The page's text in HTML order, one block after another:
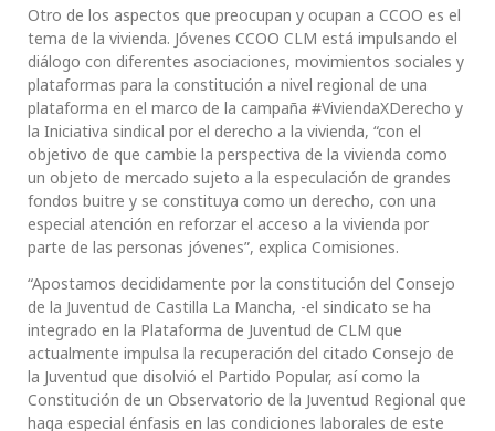
Otro de los aspectos que preocupan y ocupan a CCOO es el
tema de la vivienda. Jóvenes CCOO CLM está impulsando el
diálogo con diferentes asociaciones, movimientos sociales y
plataformas para la constitución a nivel regional de una
plataforma en el marco de la campaña #ViviendaXDerecho y
la Iniciativa sindical por el derecho a la vivienda, “con el
objetivo de que cambie la perspectiva de la vivienda como
un objeto de mercado sujeto a la especulación de grandes
fondos buitre y se constituya como un derecho, con una
especial atención en reforzar el acceso a la vivienda por
parte de las personas jóvenes”, explica Comisiones.
“Apostamos decididamente por la constitución del Consejo
de la Juventud de Castilla La Mancha, -el sindicato se ha
integrado en la Plataforma de Juventud de CLM que
actualmente impulsa la recuperación del citado Consejo de
la Juventud que disolvió el Partido Popular, así como la
Constitución de un Observatorio de la Juventud Regional que
haga especial énfasis en las condiciones laborales de este